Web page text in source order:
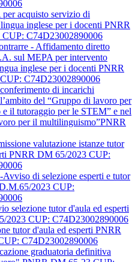
acquisto servizio di
inglese per i docenti PNRR
C74D23002890006
- Affidamento diretto
sul MEPA per intervento
inglese per i docenti PNRR
C74D23002890006
di incarichi
del “Gruppo di lavoro per
e il tutoraggio per le STEM” e nel
per il multilinguismo”PNRR
valutazione istanze tutor
PNRR DM 65/2023 CUP:
Avviso di selezione esperti e tutor
2023 CUP:
selezione tutor d'aula ed esperti
2023 CUP: C74D23002890006
tutor d'aula ed esperti PNRR
C74D23002890006
graduatoria definitiva